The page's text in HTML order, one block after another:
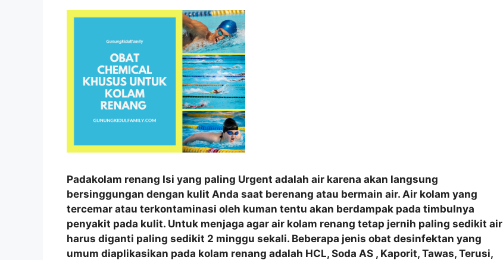
Padakolam renang Isi yang paling Urgent adalah air karena akan langsung
bersinggungan dengan kulit Anda saat berenang atau bermain air. Air kolam yang
tercemar atau terkontaminasi oleh kuman tentu akan berdampak pada timbulnya
penyakit pada kulit. Untuk menjaga agar air kolam renang tetap jernih paling sedikit air
harus diganti paling sedikit 2 minggu sekali. Beberapa jenis obat desinfektan yang
umum diaplikasikan pada kolam renang adalah HCL, Soda AS , Kaporit, Tawas, Terusi,